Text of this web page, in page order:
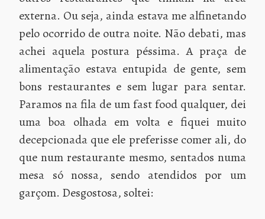
externa. Ou seja, ainda estava me alfinetando
pelo ocorrido de outra noite. Não debati, mas
achei aquela postura péssima. A praça de
alimentação estava entupida de gente, sem
bons restaurantes e sem lugar para sentar.
Paramos na fila de um fast food qualquer, dei
uma boa olhada em volta e fiquei muito
decepcionada que ele preferisse comer ali, do
que num restaurante mesmo, sentados numa
mesa só nossa, sendo atendidos por um
garçom. Desgostosa, soltei: